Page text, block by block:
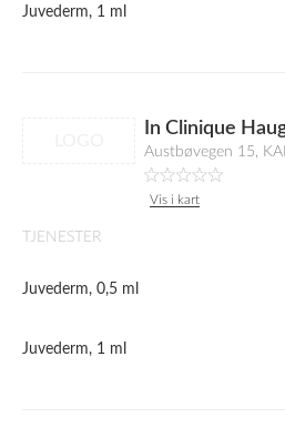
Juvederm, 1 ml
In Clinique
Austbøvegen 15,
Vis i kart
TJENESTER
Juvederm, 0,5 ml
Juvederm, 1 ml